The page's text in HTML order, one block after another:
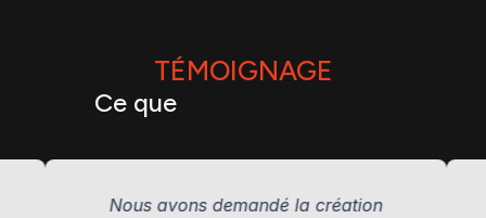
TÉMOIGNAGE
Ce que
avons demandé la création